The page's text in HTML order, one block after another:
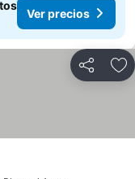
Ver precios
Compartir